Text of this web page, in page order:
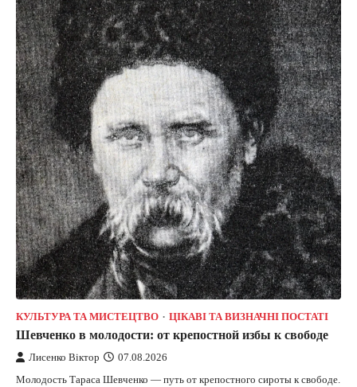
КУЛЬТУРА ТА МИСТЕЦТВО ЦІКАВІ ТА ВИЗНАЧНІ ПОСТАТІ
Шевченко в молодости: от крепостной избы к свободе
Лисенко Віктор 07.08.2026
Молодость Тараса Шевченко — путь от крепостного сироты к свободе.